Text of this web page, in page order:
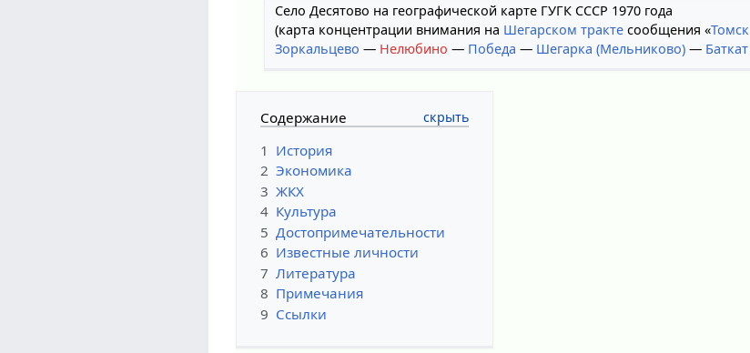
Село Десятово на географической карте ГУГК СССР 1970 года
(карта концентрации внимания на Шегарском тракте сообщения «Томск
Зоркальцево — Нелюбино — Победа — Шегарка (Мельниково) — Баткат
Содержание
1 История
2 Экономика
3 ЖКХ
4 Культура
5 Достопримечательности
6 Известные личности
7 Литература
8 Примечания
9 Ссылки